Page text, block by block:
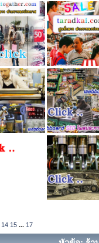
14 15 ... 17